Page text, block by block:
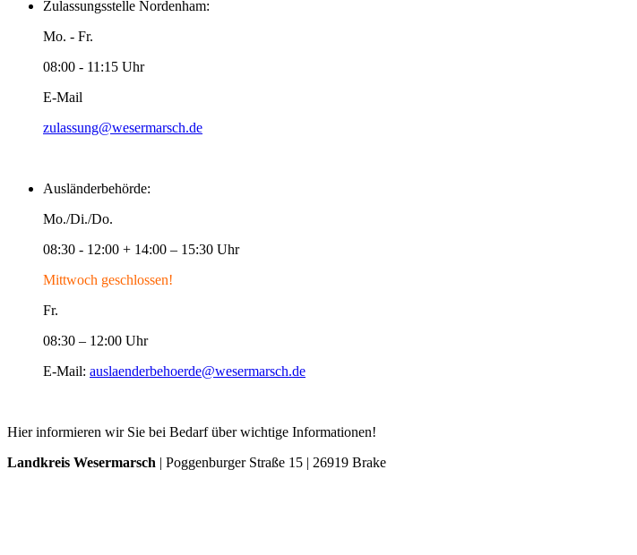
Zulassungsstelle Nordenham:
Mo. - Fr.
08:00 - 11:15 Uhr
E-Mail
zulassung@wesermarsch.de
Ausländerbehörde:
Mo./Di./Do.
08:30 - 12:00 + 14:00 – 15:30 Uhr
Mittwoch geschlossen!
Fr.
08:30 – 12:00 Uhr
E-Mail: auslaenderbehoerde@wesermarsch.de
Hier informieren wir Sie bei Bedarf über wichtige Informationen!
Landkreis Wesermarsch | Poggenburger Straße 15 | 26919 Brake